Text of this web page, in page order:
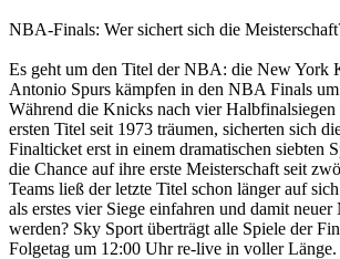
NBA-Finals: Wer sichert sich die
Es geht um den Titel der NBA: die New York
Antonio Spurs kämpfen in den NBA Finals
Während die Knicks nach vier
ersten Titel seit 1973 träumen, sicherten sich
Finalticket erst in einem dramatischen siebten
die Chance auf ihre erste Meisterschaft seit
Teams ließ der letzte Titel schon länger auf
als erstes vier Siege einfahren und damit
werden? Sky Sport überträgt alle Spiele der
Folgetag um 12:00 Uhr re-live in voller Länge.